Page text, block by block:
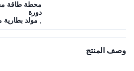
دورة
مولد بطارية
وصف المنتج